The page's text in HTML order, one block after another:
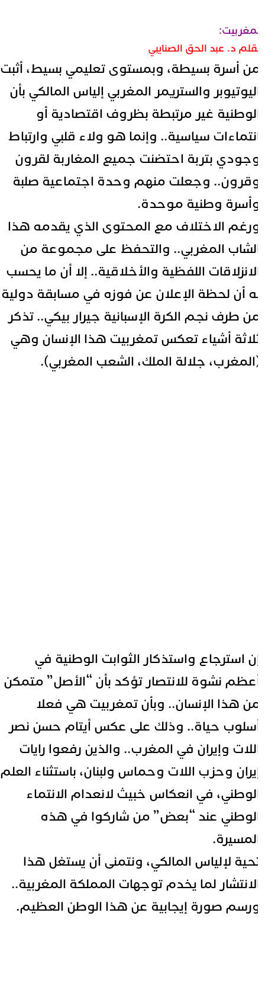
د. عبد الحق الصنايبي
أسرة بسيطة، وبمستوى تعليمي بسيط، أثبت
والستريمر المغربيإلياس المالكيبأن
غير مرتبطة بظروف اقتصادية أو
سياسية.. وإنما هو ولاء قلبي وارتباط
بتربة احتضنت جميع المغاربة لقرون
وجعلت منهم وحدة اجتماعية صلبة
وطنية موحدة.
الاختلاف مع المحتوى الذي يقدمه هذا
المغربي.. والتحفظ على مجموعة من
اللفظية والأخلاقية.. إلا أن ما يحسب
أن لحظة الإعلان عن فوزه في مسابقة دولية
طرف نجم الكرة الإسبانية جيرار بيكي.. تذكر
أشياء تعكس تمغربيت هذا الإنسان وهي
جلالة الملك، الشعب المغربي).
استرجاع واستذكار الثوابت الوطنية في
نشوة للانتصار تؤكد بأن “الأصل” متمكن
هذا الإنسان.. وبأن تمغربيت هي فعلا
حياة.. وذلك على عكس أيتام حسن نصر
وإيران في المغرب.. والذين رفعوا رايات
وحزب اللات وحماس ولبنان، باستثناء العلم
في انعكاس خبيث لانعدام الانتماء
عند “بعض” من شاركوا في هذه
لإلياس المالكي، ونتمنى أن يستغل هذا
لما يخدم توجهات المملكة المغربية..
صورة إيجابية عن هذا الوطن العظيم.